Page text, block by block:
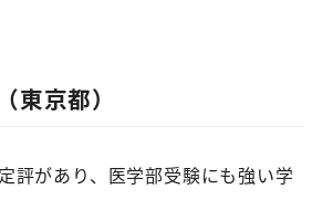
京都）
評があり、医学部受験にも強い学